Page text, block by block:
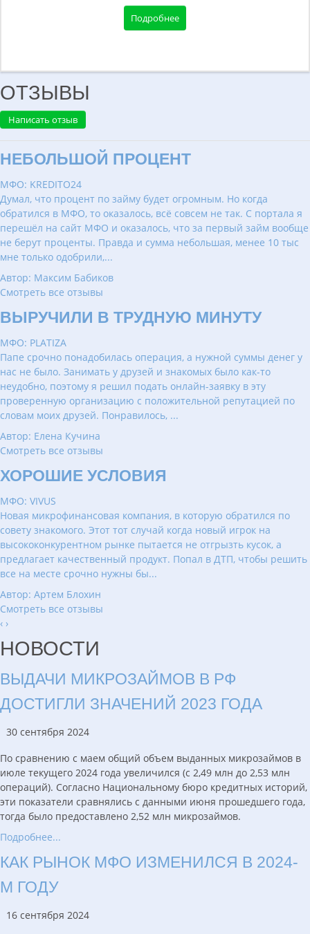
Подробнее
ОТЗЫВЫ
Написать отзыв
НЕБОЛЬШОЙ ПРОЦЕНТ
МФО: KREDITO24
Думал, что процент по займу будет огромным. Но когда
обратился в МФО, то оказалось, всё совсем не так. С портала я
перешёл на сайт МФО и оказалось, что за первый займ вообще
не берут проценты. Правда и сумма небольшая, менее 10 тыс
мне только одобрили,...
Автор: Максим Бабиков
Смотреть все отзывы
ВЫРУЧИЛИ В ТРУДНУЮ МИНУТУ
МФО: PLATIZA
Папе срочно понадобилась операция, а нужной суммы денег у
нас не было. Занимать у друзей и знакомых было как-то
неудобно, поэтому я решил подать онлайн-заявку в эту
проверенную организацию с положительной репутацией по
словам моих друзей. Понравилось, ...
Автор: Елена Кучина
Смотреть все отзывы
ХОРОШИЕ УСЛОВИЯ
МФО: VIVUS
Новая микрофинансовая компания, в которую обратился по
совету знакомого. Этот тот случай когда новый игрок на
высококонкурентном рынке пытается не отгрызть кусок, а
предлагает качественный продукт. Попал в ДТП, чтобы решить
все на месте срочно нужны бы...
Автор: Артем Блохин
Смотреть все отзывы
‹ ›
НОВОСТИ
ВЫДАЧИ МИКРОЗАЙМОВ В РФ
ДОСТИГЛИ ЗНАЧЕНИЙ 2023 ГОДА
30 сентября 2024
По сравнению с маем общий объем выданных микрозаймов в
июле текущего 2024 года увеличился (с 2,49 млн до 2,53 млн
операций). Согласно Национальному бюро кредитных историй,
эти показатели сравнялись с данными июня прошедшего года,
тогда было предоставлено 2,52 млн микрозаймов.
Подробнее...
КАК РЫНОК МФО ИЗМЕНИЛСЯ В 2024-
М ГОДУ
16 сентября 2024